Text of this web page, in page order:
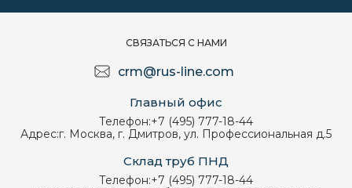
СВЯЗАТЬСЯ С НАМИ
crm@rus-line.com
Главный офис
Телефон:+7 (495) 777-18-44
Адрес:г. Москва, г. Дмитров, ул. Профессиональная д.5
Склад труб ПНД
Телефон:+7 (495) 777-18-44